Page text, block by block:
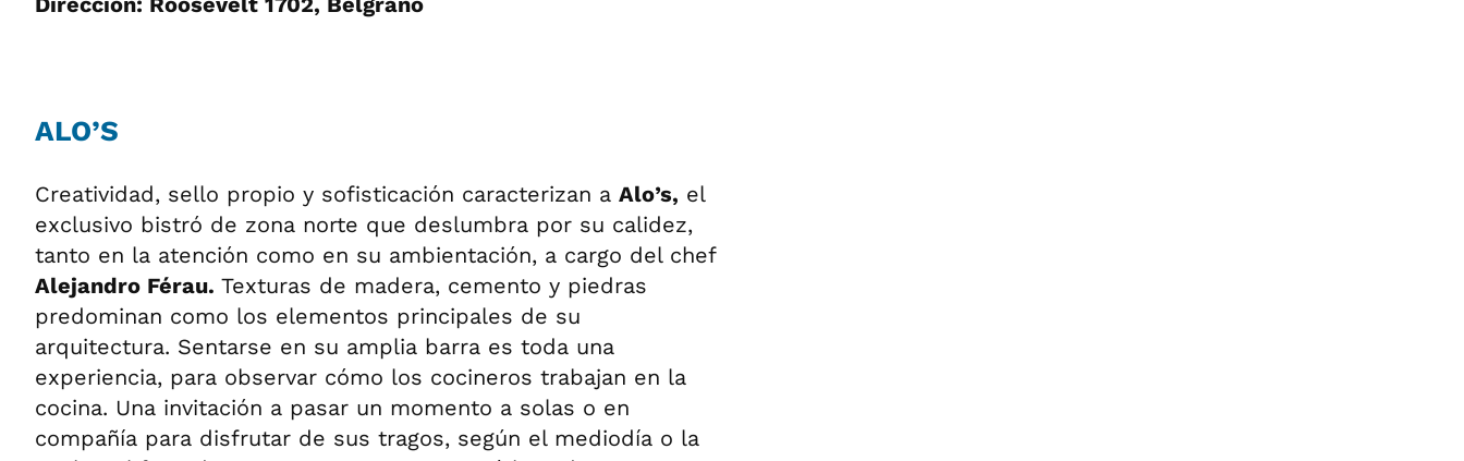
ALO’S
Creatividad, sello propio y sofisticación caracterizan a Alo’s, el
exclusivo bistró de zona norte que deslumbra por su calidez,
tanto en la atención como en su ambientación, a cargo del chef
Alejandro Férau. Texturas de madera, cemento y piedras
predominan como los elementos principales de su
arquitectura. Sentarse en su amplia barra es toda una
experiencia, para observar cómo los cocineros trabajan en la
cocina. Una invitación a pasar un momento a solas o en
compañía para disfrutar de sus tragos, según el mediodía o la